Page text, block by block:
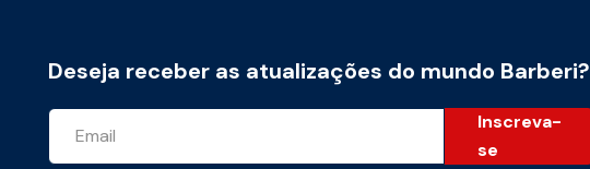
Deseja receber as atualizações do mundo Barberi?
Inscreva-
se